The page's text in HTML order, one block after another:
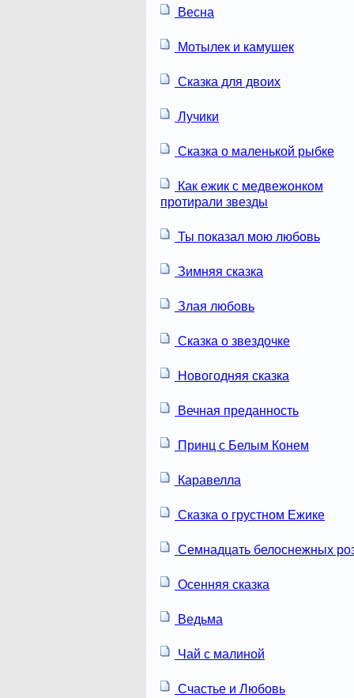
Весна
Мотылек и камушек
Сказка для двоих
Лучики
Сказка о маленькой рыбке
Как ежик с медвежонком
протирали звезды
Ты показал мою любовь
Зимняя сказка
Злая любовь
Сказка о звездочке
Новогодняя сказка
Вечная преданность
Принц с Белым Конем
Каравелла
Сказка о грустном Ежике
Семнадцать белоснежных
Осенняя сказка
Ведьма
Чай с малиной
Счастье и Любовь